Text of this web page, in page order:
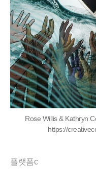
Rose Willis & Kathryn
https://
플랫폼c